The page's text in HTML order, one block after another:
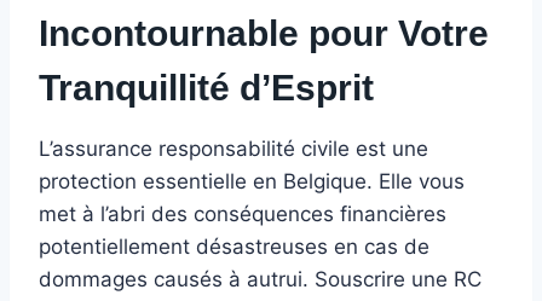
Incontournable pour Votre
Tranquillité d’Esprit
L’assurance responsabilité civile est une
protection essentielle en Belgique. Elle vous
met à l’abri des conséquences financières
potentiellement désastreuses en cas de
dommages causés à autrui. Souscrire une RC